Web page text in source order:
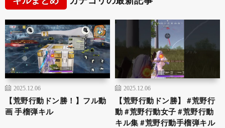
2025.12.06
【荒野行動ドン勝！】フル動
画 手榴弾キル
2025.12.06
【荒野行動ドン勝】 #荒野行
動 #荒野行動女子 #荒野行動
キル集 #荒野行動手榴弾キル